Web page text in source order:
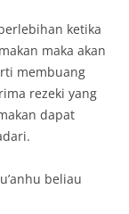
ketika
maka akan
membuang
rezeki yang
dapat
beliau